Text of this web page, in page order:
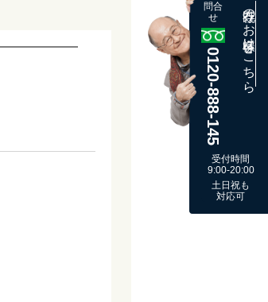
問合
せ
0120-888-145
既存のお客様はこちら
受付時間
9:00-20:00
土日祝も
対応可